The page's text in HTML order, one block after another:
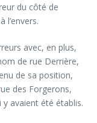
du côté de
l’envers.
avec, en plus,
de rue Derrière,
de sa position,
des Forgerons,
avaient été établis.